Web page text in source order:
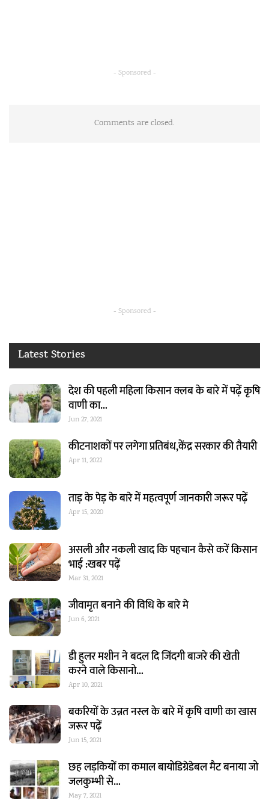
- Sponsored -
Comments are closed.
- Sponsored -
Latest Stories
देश की पहली महिला किसान क्लब के बारे में पढ़ें कृषि
वाणी का…
Jun 27, 2021
कीटनाशकों पर लगेगा प्रतिबंध,केंद्र सरकार की तैयारी
Apr 11, 2022
ताड़ के पेड़ के बारे में महत्वपूर्ण जानकारी जरूर पढ़ें
Apr 15, 2020
असली और नकली खाद कि पहचान कैसे करें किसान
भाई :खबर पढ़ें
Mar 31, 2021
जीवामृत बनाने की विधि के बारे मे
Jun 6, 2021
डी हुलर मशीन ने बदल दि जिंदगी बाजरे की खेती
करने वाले किसानो…
Apr 10, 2021
बकरियों के उन्नत नस्ल के बारे में कृषि वाणी का खास
जरूर पढ़ें
Jun 15, 2021
छह लड़कियों का कमाल बायोडिग्रेडेबल मैट बनाया जो
जलकुम्भी से…
May 7, 2021